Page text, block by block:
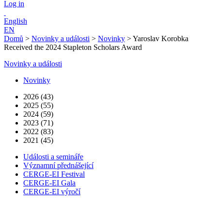
Log in
English
EN
Domů > Novinky a události > Novinky >Yaroslav Korobka
Received the 2024 Stapleton Scholars Award
Novinky a události
Novinky
2026 (43)
2025 (55)
2024 (59)
2023 (71)
2022 (83)
2021 (45)
Události a semináře
Významní přednášející
CERGE-EI Festival
CERGE-EI Gala
CERGE-EI výročí